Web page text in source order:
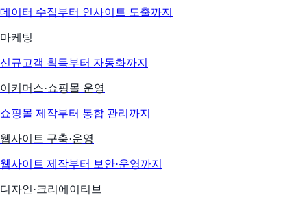
데이터 수집부터 인사이트 도출까지
마케팅
신규고객 획득부터 자동화까지
이커머스·쇼핑몰 운영
쇼핑몰 제작부터 통합 관리까지
웹사이트 구축·운영
웹사이트 제작부터 보안·운영까지
디자인·크리에이티브